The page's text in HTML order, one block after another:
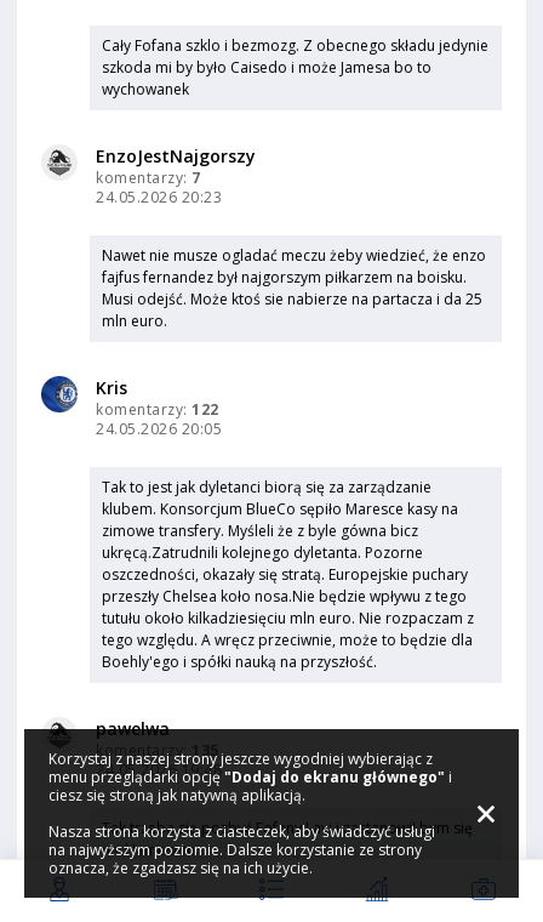
Cały Fofana szklo i bezmozg. Z obecnego składu jedynie
szkoda mi by było Caisedo i może Jamesa bo to
wychowanek
EnzoJestNajgorszy
komentarzy: 7
24.05.2026 20:23
Nawet nie musze ogladać meczu żeby wiedzieć, że enzo
fajfus fernandez był najgorszym piłkarzem na boisku.
Musi odejść. Może ktoś sie nabierze na partacza i da 25
mln euro.
Kris
komentarzy:122
24.05.2026 20:05
Tak to jest jak dyletanci biorą się za zarządzanie
klubem. Konsorcjum BlueCo sępiło Maresce kasy na
zimowe transfery. Myśleli że z byle gówna bicz
ukręcą.Zatrudnili kolejnego dyletanta. Pozorne
oszczedności, okazały się stratą. Europejskie puchary
przeszły Chelsea koło nosa.Nie będzie wpływu z tego
tutułu około kilkadziesięciu mln euro. Nie rozpaczam z
tego względu. A wręcz przeciwnie, może to będzie dla
Boehly'ego i spółki nauką na przyszłość.
pawelwa
komentarzy:
24.05.2026 19:48
Tak trzeba się pozbyć Fofany Lavi i zastanowił bym się
nad Jamesem.
Korzystaj z naszej strony jeszcze wygodniej wybierając z
menu przeglądarki opcję"Dodaj do ekranu głównego" i
ciesz się stroną jak natywną aplikacją.
Nasza strona korzysta z ciasteczek, aby świadczyć usługi
na najwyższym poziomie. Dalsze korzystanie ze strony
oznacza, że zgadzasz się na ich użycie.